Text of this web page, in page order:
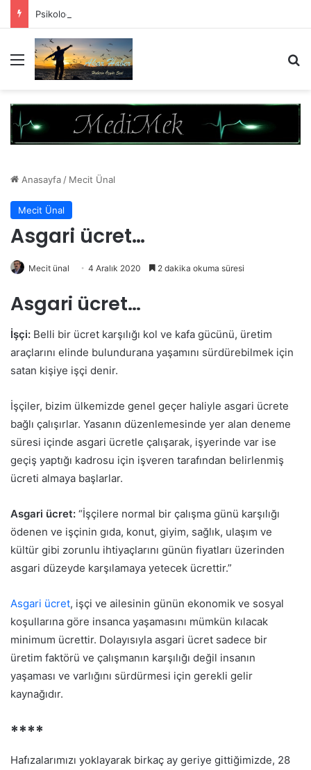
Psikolog olmak için sadece Diploma almak yeterli değil!
Menü
Anasayfa / Mecit Ünal
Mecit Ünal
Asgari ücret…
Mecit ünal 4 Aralık 2020 2 dakika okuma süresi
Asgari ücret…
İşçi: Belli bir ücret karşılığı kol ve kafa gücünü, üretim
araçlarını elinde bulundurana yaşamını sürdürebilmek için
satan kişiye işçi denir.
İşçiler, bizim ülkemizde genel geçer haliyle asgari ücrete
bağlı çalışırlar. Yasanın düzenlemesinde yer alan deneme
süresi içinde asgari ücretle çalışarak, işyerinde var ise
geçiş yaptığı kadrosu için işveren tarafından belirlenmiş
ücreti almaya başlarlar.
Asgari ücret: “İşçilere normal bir çalışma günü karşılığı
ödenen ve işçinin gıda, konut, giyim, sağlık, ulaşım ve
kültür gibi zorunlu ihtiyaçlarını günün fiyatları üzerinden
asgari düzeyde karşılamaya yetecek ücrettir.”
Asgari ücret, işçi ve ailesinin günün ekonomik ve sosyal
koşullarına göre insanca yaşamasını mümkün kılacak
minimum ücrettir. Dolayısıyla asgari ücret sadece bir
üretim faktörü ve çalışmanın karşılığı değil insanın
yaşaması ve varlığını sürdürmesi için gerekli gelir
kaynağıdır.
****
Hafızalarımızı yoklayarak birkaç ay geriye gittiğimizde, 28